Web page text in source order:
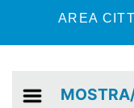
AREA